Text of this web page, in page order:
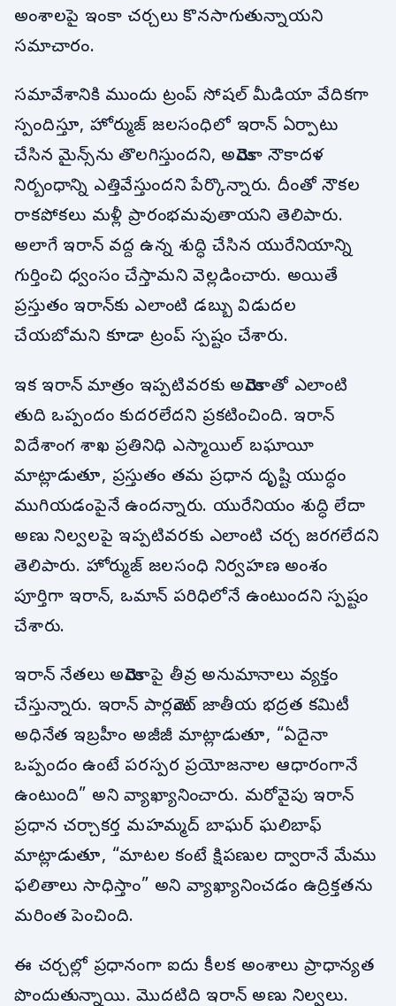
అంశాలపై ఇంకా చర్చలు కొనసాగుతున్నాయని
సమాచారం.
సమావేశానికి ముందు ట్రంప్ సోషల్ మీడియా వేదికగా
స్పందిస్తూ, హోర్ముజ్ జలసంధిలో ఇరాన్ ఏర్పాటు
చేసిన మైన్స్‌ను తొలగిస్తుందని, అమెరికా నౌకాదళ
నిర్బంధాన్ని ఎత్తివేస్తుందని పేర్కొన్నారు. దీంతో నౌకల
రాకపోకలు మళ్లీ ప్రారంభమవుతాయని తెలిపారు.
అలాగే ఇరాన్ వద్ద ఉన్న శుద్ధి చేసిన యురేనియాన్ని
గుర్తించి ధ్వంసం చేస్తామని వెల్లడించారు. అయితే
ప్రస్తుతం ఇరాన్‌కు ఎలాంటి డబ్బు విడుదల
చేయబోమని కూడా ట్రంప్ స్పష్టం చేశారు.
ఇక ఇరాన్ మాత్రం ఇప్పటివరకు అమెరికాతో ఎలాంటి
తుది ఒప్పందం కుదరలేదని ప్రకటించింది. ఇరాన్
విదేశాంగ శాఖ ప్రతినిధి ఎస్మాయిల్ బఘాయీ
మాట్లాడుతూ, ప్రస్తుతం తమ ప్రధాన దృష్టి యుద్ధం
ముగియడంపైనే ఉందన్నారు. యురేనియం శుద్ధి లేదా
అణు నిల్వలపై ఇప్పటివరకు ఎలాంటి చర్చ జరగలేదని
తెలిపారు. హోర్ముజ్ జలసంధి నిర్వహణ అంశం
పూర్తిగా ఇరాన్, ఒమాన్ పరిధిలోనే ఉంటుందని స్పష్టం
చేశారు.
ఇరాన్ నేతలు అమెరికాపై తీవ్ర అనుమానాలు వ్యక్తం
చేస్తున్నారు. ఇరాన్ పార్లమెంట్ జాతీయ భద్రత కమిటీ
అధినేత ఇబ్రహీం అజీజీ మాట్లాడుతూ, “ఏదైనా
ఒప్పందం ఉంటే పరస్పర ప్రయోజనాల ఆధారంగానే
ఉంటుంది” అని వ్యాఖ్యానించారు. మరోవైపు ఇరాన్
ప్రధాన చర్చాకర్త మహమ్మద్ బాఘర్ ఘలిబాఫ్
మాట్లాడుతూ, “మాటల కంటే క్షిపణుల ద్వారానే మేము
ఫలితాలు సాధిస్తాం” అని వ్యాఖ్యానించడం ఉద్రిక్తతను
మరింత పెంచింది.
ఈ చర్చల్లో ప్రధానంగా ఐదు కీలక అంశాలు ప్రాధాన్యత
పొందుతున్నాయి. మొదటిది ఇరాన్ అణు నిల్వలు.